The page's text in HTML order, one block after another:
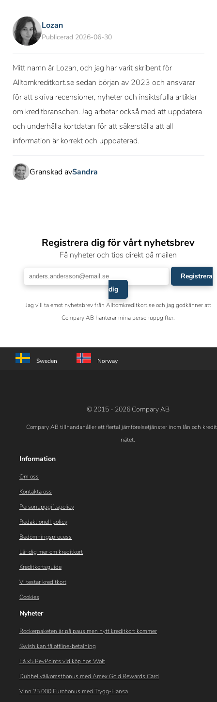
Lozan
Publicerad 2026-06-30
Mitt namn är Lozan, och jag har varit skribent för
Alltomkreditkort.se sedan början av 2023 och ansvarar
för att skriva recensioner, nyheter och insiktsfulla artiklar
om kreditbranschen. Jag arbetar också med att uppdatera
och underhålla kortdatan för att säkerställa att all
information är korrekt och uppdaterad.
Granskad avSandra
Registrera dig för vårt nyhetsbrev
Få nyheter och tips direkt på mailen
Registrera
dig
Jag vill ta emot nyhetsbrev från Alltomkreditkort.se och jag godkänner att
Compary AB hanterar mina personuppgifter.
Sweden Norway
© 2015 - 2026 Compary AB
Compary AB tillhandahåller ett flertal jämförelsetjänster inom lån och
nätet.
Information
Om oss
Kontakta oss
Personuppgiftspolicy
Redaktionell policy
Bedömningsprocess
Lär dig mer om kreditkort
Kreditkortsguide
Vi testar kreditkort
Cookies
Nyheter
Rockerpaketen är på paus men nytt kreditkort kommer
Swish kan få offline-betalning
Få x5 RevPoints vid köp hos Wolt
Dubbel välkomstbonus med Amex Gold Rewards Card
Vinn 25 000 Eurobonus med Trygg-Hansa